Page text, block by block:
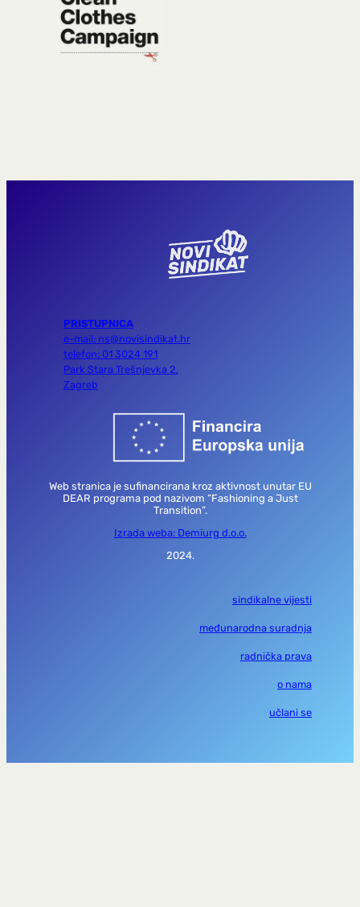
PRISTUPNICA
e-mail: ns@novisindikat.hr
telefon: 01 3024 191
Park Stara Trešnjevka 2,
Zagreb
Web stranica je sufinancirana kroz aktivnost unutar EU
DEAR programa pod nazivom “Fashioning a Just
Transition”.
Izrada weba: Demiurg d.o.o.
2024.
sindikalne vijesti
međunarodna suradnja
radnička prava
o nama
učlani se